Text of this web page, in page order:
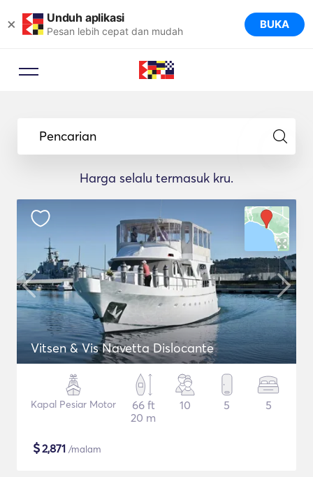
× Unduh aplikasi
Pesan lebih cepat dan mudah BUKA
Pencarian
Harga selalu termasuk kru.
Vitsen & Vis Navetta Dislocante
Kapal Pesiar Motor
66 ft
20 m
10 5 5
$2,871 /malam